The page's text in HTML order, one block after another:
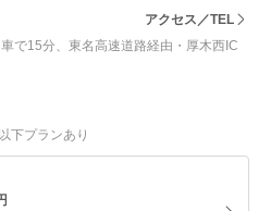
アクセス／TEL
で15分、東名高速道路経由・厚木西IC
下プランあり